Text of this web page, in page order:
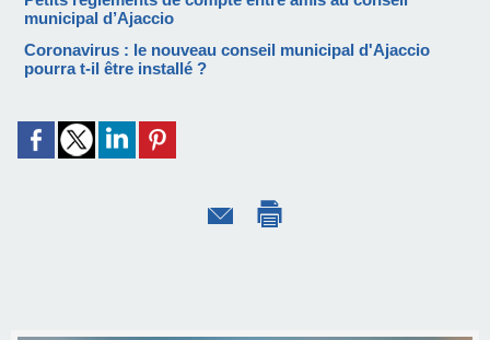
municipal d’Ajaccio
Coronavirus : le nouveau conseil municipal d'Ajaccio
pourra t-il être installé ?